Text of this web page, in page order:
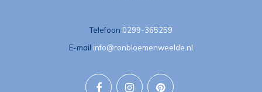
Telefoon 0299-365259
E-mail info@ronbloemenweelde.nl